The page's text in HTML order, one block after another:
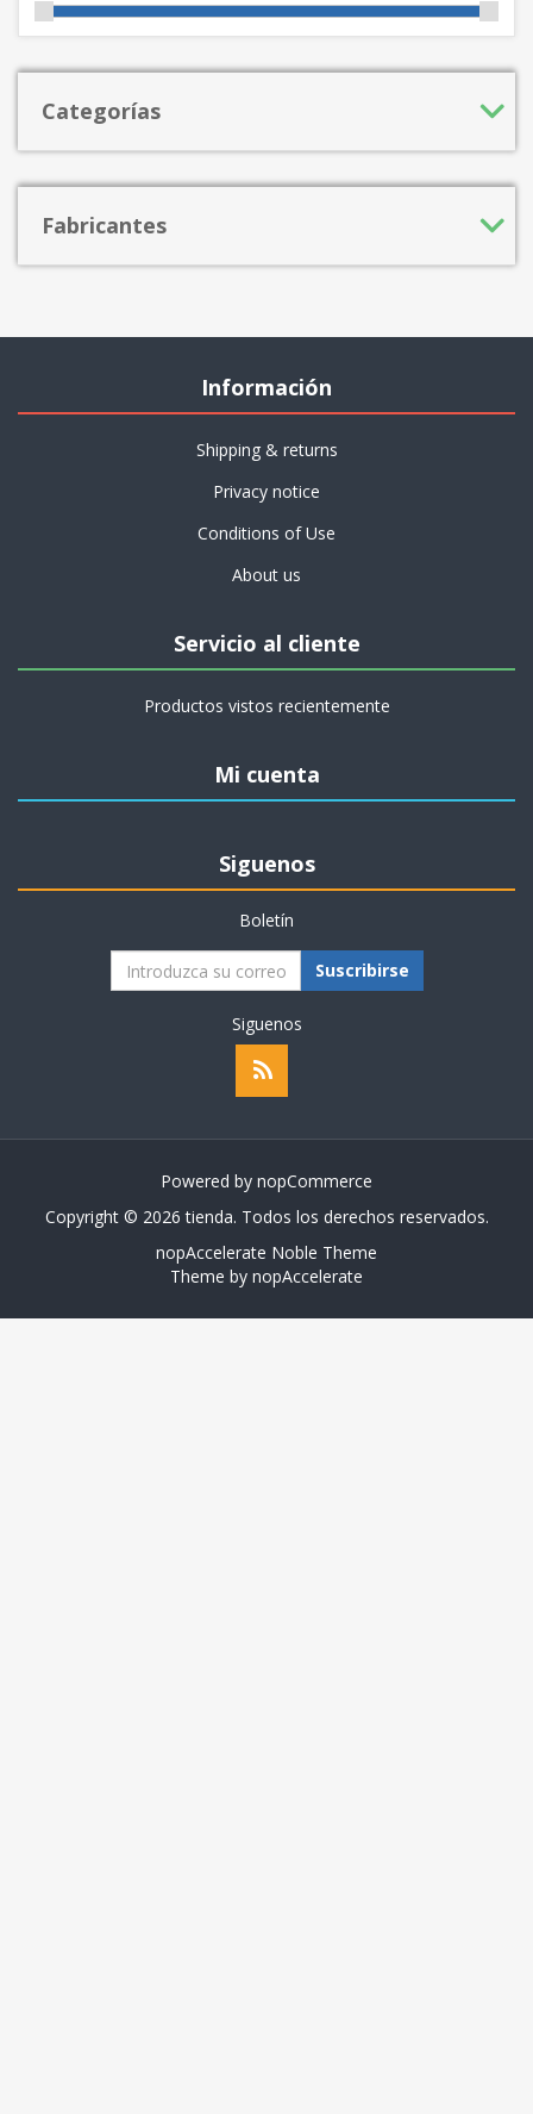
Categorías
Fabricantes
Información
Shipping & returns
Privacy notice
Conditions of Use
About us
Servicio al cliente
Productos vistos recientemente
Mi cuenta
Siguenos
Boletín
Suscribirse
Siguenos
Powered by nopCommerce
Copyright © 2026 tienda. Todos los derechos reservados.
nopAccelerate Noble Theme
Theme by nopAccelerate